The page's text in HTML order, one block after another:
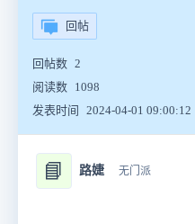
回帖
回帖数 2
阅读数 1098
发表时间
2024-04-01 09:00:12
📘 路婕 无门派